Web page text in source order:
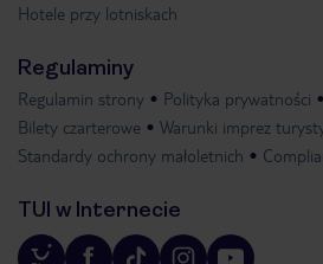
Hotele przy lotniskach
Regulaminy
Regulamin strony Polityka prywatności
Bilety czarterowe
Warunki imprez
Standardy ochrony małoletnich
TUI w Internecie